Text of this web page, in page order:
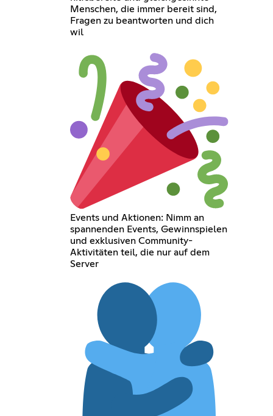
Menschen, die immer bereit sind,
Fragen zu beantworten und dich
wil
Events und Aktionen: Nimm an
spannenden Events, Gewinnspielen
und exklusiven Community-
Aktivitäten teil, die nur auf dem
Server